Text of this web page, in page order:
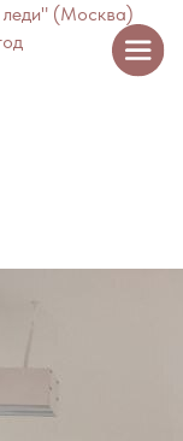
(Москва)